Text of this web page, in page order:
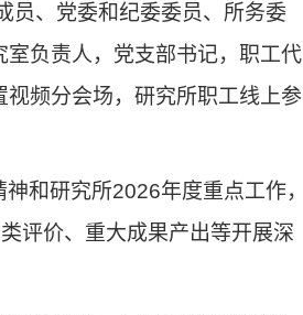
员、党委和纪委委员、所务委
室负责人，党支部书记，职工代
频分会场，研究所职工线上参
神和研究所2026年度重点工作，
评价、重大成果产出等开展深